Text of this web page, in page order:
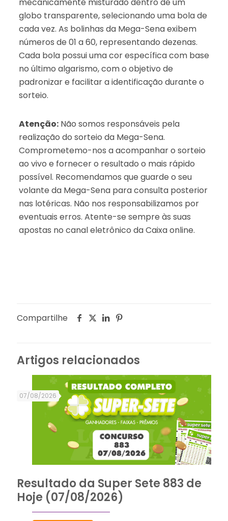
globo transparente, selecionando uma bola de
cada vez. As bolinhas da Mega-Sena exibem
números de 01 a 60, representando dezenas.
Cada bola possui uma cor específica com base
no último algarismo, com o objetivo de
padronizar e facilitar a identificação durante o
sorteio.
Atenção:Não somos responsáveis pela
realização do sorteio da Mega-Sena.
Comprometemo-nos a acompanhar o sorteio
ao vivo e fornecer o resultado o mais rápido
possível. Recomendamos que guarde o seu
volante da Mega-Sena para consulta posterior
nas lotéricas. Não nos responsabilizamos por
eventuais erros. Atente-se sempre às suas
apostas no canal eletrônico da Caixa online.
Compartilhe
Artigos relacionados
07/08/2026
Resultado da Super Sete 883 de
Hoje (07/08/2026)